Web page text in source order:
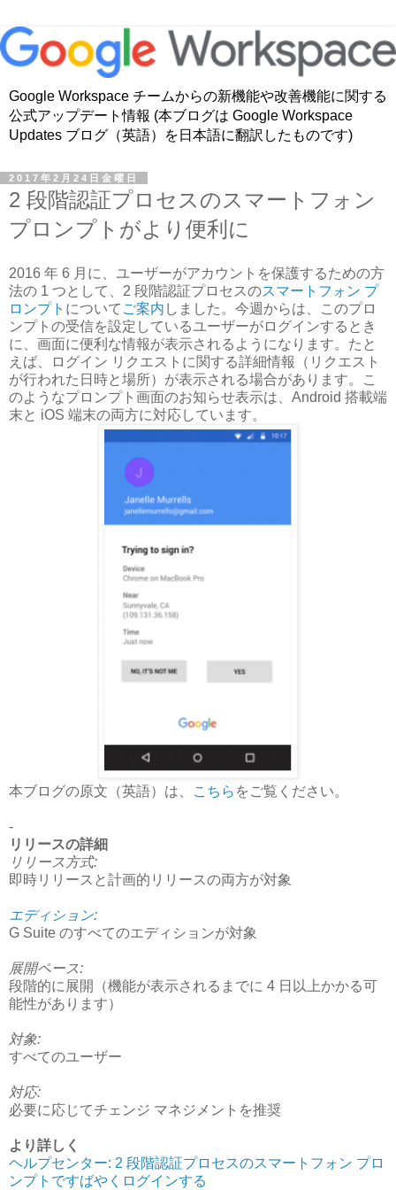
Google Workspace チームからの新機能や改善機能に関する
公式アップデート情報 (本ブログは Google Workspace
Updates ブログ（英語）を日本語に翻訳したものです)
2017年2月24日金曜日
2 段階認証プロセスのスマートフォン
プロンプトがより便利に
2016 年 6 月に、ユーザーがアカウントを保護するための方
法の 1 つとして、2 段階認証プロセスのスマートフォン プ
ロンプト について ご案内 しました。今週からは、このプロ
ンプトの受信を設定しているユーザーがログインするとき
に、画面に便利な情報が表示されるようになります。たと
えば、ログイン リクエストに関する詳細情報（リクエスト
が行われた日時と場所）が表示される場合があります。こ
のようなプロンプト画面のお知らせ表示は、Android 搭載端
末と iOS 端末の両方に対応しています。
本ブログの原文（英語）は、 こちら をご覧ください。
-
リリースの詳細
リリース方式:
即時リリースと計画的リリースの両方が対象
エディション:
G Suite のすべてのエディションが対象
展開ペース:
段階的に展開（機能が表示されるまでに 4 日以上かかる可
能性があります）
対象:
すべてのユーザー
対応:
必要に応じてチェンジ マネジメントを推奨
より詳しく
ヘルプセンター: 2 段階認証プロセスのスマートフォン プロ
ンプトですばやくログインする